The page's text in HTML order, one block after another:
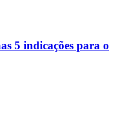
5 indicações para o